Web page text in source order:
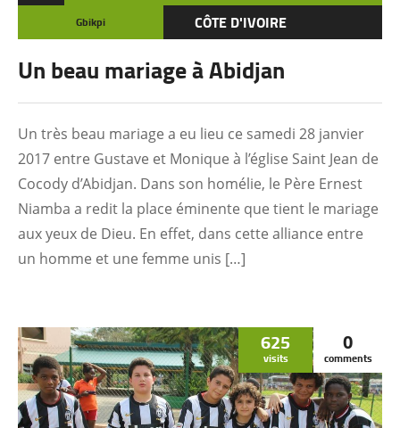
Gbikpi CÔTE D'IVOIRE
Un beau mariage à Abidjan
Un très beau mariage a eu lieu ce samedi 28 janvier
2017 entre Gustave et Monique à l’église Saint Jean de
Cocody d’Abidjan. Dans son homélie, le Père Ernest
Niamba a redit la place éminente que tient le mariage
aux yeux de Dieu. En effet, dans cette alliance entre
un homme et une femme unis […]
625
visits
0
comments